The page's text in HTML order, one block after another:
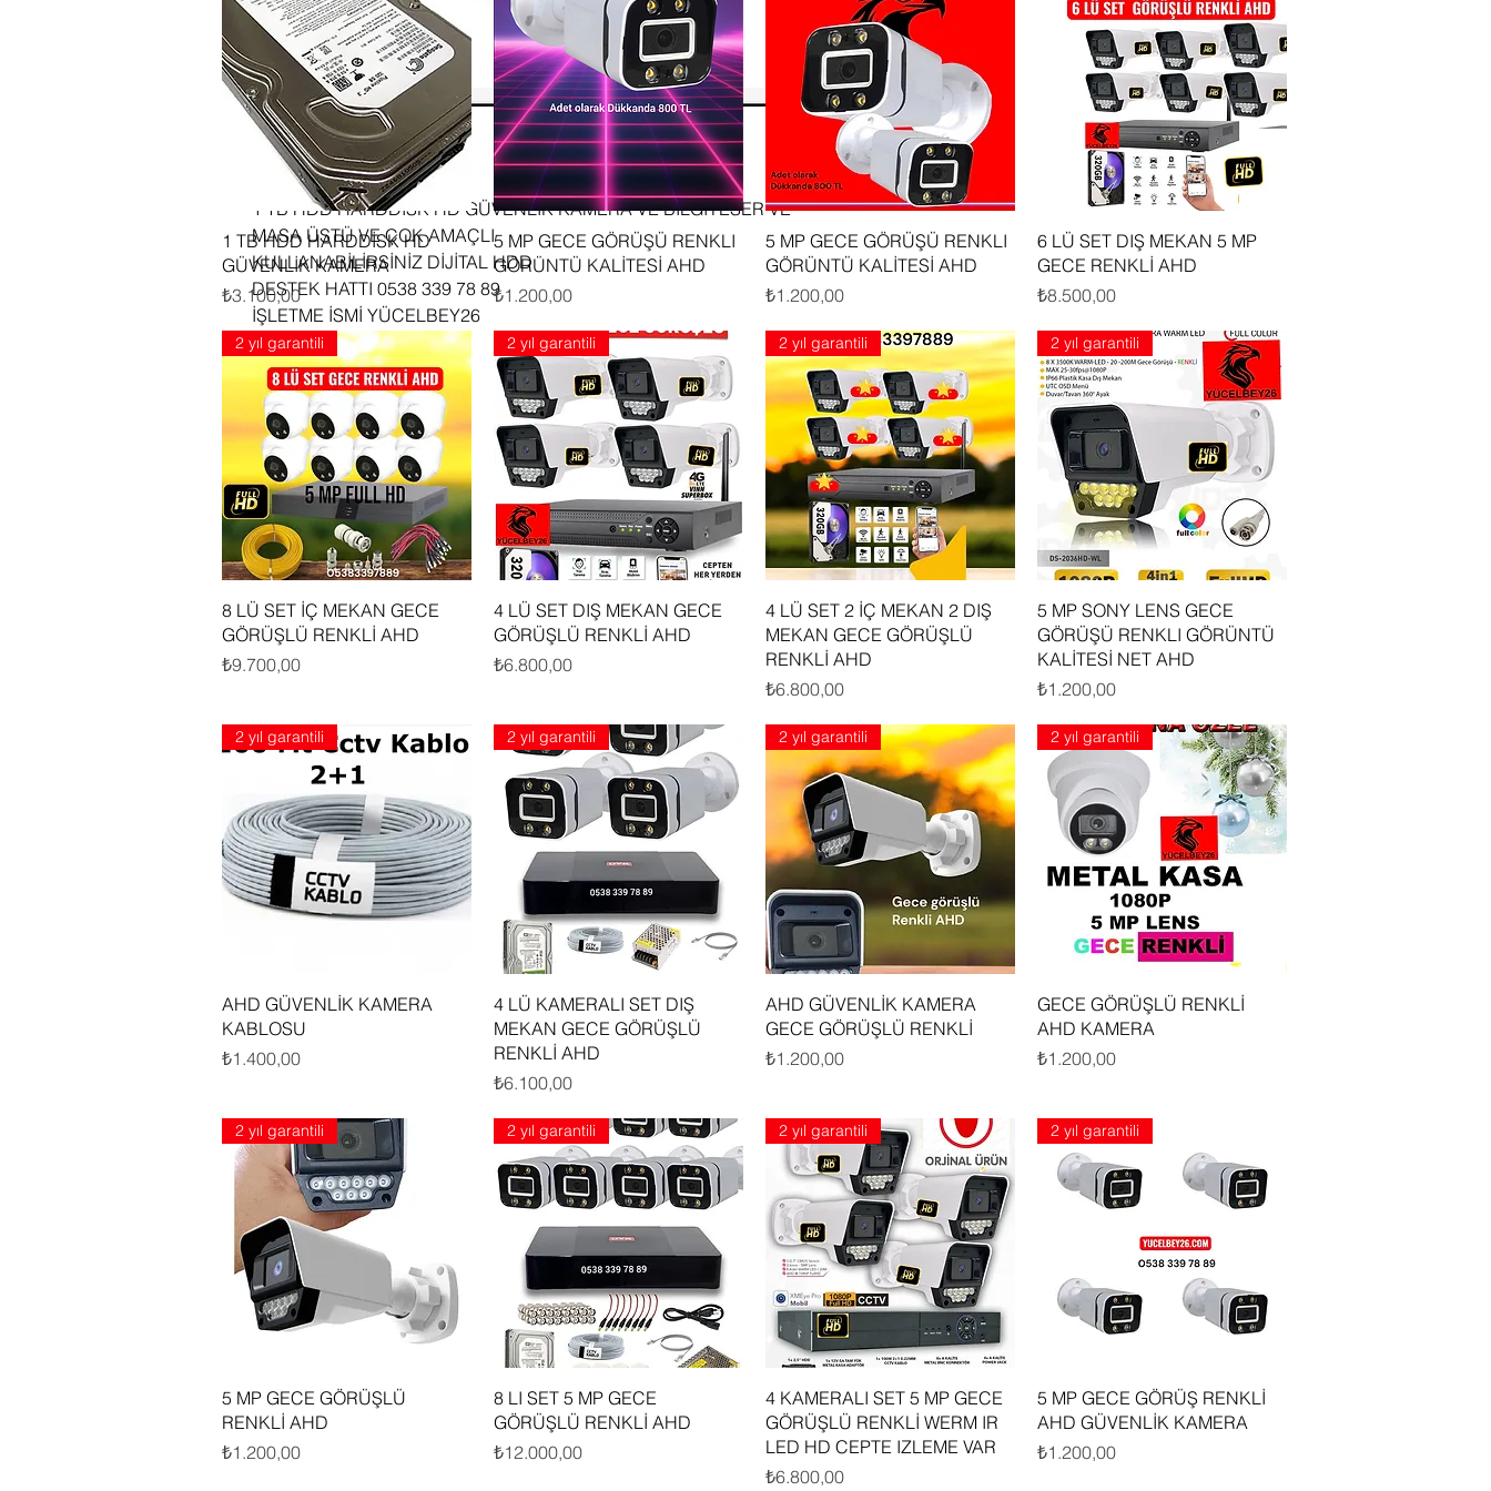
1 TB HDD HARDDİSK HD GÜVENLIK KAMERA VE BİLGİYESER VE
MASA ÜSTÜ VE ÇOK AMAÇLI
KULLANABİLİRSİNİZ DİJİTAL HDD
DESTEK HATTI 0538 339 78 89
İŞLETME İSMİ YÜCELBEY26
Hızlı Bakış
1 TB HDD HARDDİSK HD
GÜVENLİK KAMERA
Fiyat
₺3.100,00
Hızlı Bakış
5 MP GECE GÖRÜŞÜ RENKLI
GÖRÜNTÜ KALİTESİ AHD
Fiyat
₺1.200,00
Hızlı Bakış
5 MP GECE GÖRÜŞÜ RENKLI
GÖRÜNTÜ KALİTESİ AHD
Fiyat
₺1.200,00
Hızlı Bakış
6 LÜ SET DIŞ MEKAN 5 MP
GECE RENKLİ AHD
Fiyat
₺8.500,00
Hızlı Bakış
2 yıl garantili
8 LÜ SET İÇ MEKAN GECE
GÖRÜŞLÜ RENKLİ AHD
Fiyat
₺9.700,00
Hızlı Bakış
2 yıl garantili
4 LÜ SET DIŞ MEKAN GECE
GÖRÜŞLÜ RENKLİ AHD
Fiyat
₺6.800,00
Hızlı Bakış
2 yıl garantili
4 LÜ SET 2 İÇ MEKAN 2 DIŞ
MEKAN GECE GÖRÜŞLÜ
RENKLİ AHD
Fiyat
₺6.800,00
Hızlı Bakış
2 yıl garantili
5 MP SONY LENS GECE
GÖRÜŞÜ RENKLI GÖRÜNTÜ
KALİTESİ NET AHD
Fiyat
₺1.200,00
Hızlı Bakış
2 yıl garantili
AHD GÜVENLİK KAMERA
KABLOSU
Fiyat
₺1.400,00
Hızlı Bakış
2 yıl garantili
4 LÜ KAMERALI SET DIŞ
MEKAN GECE GÖRÜŞLÜ
RENKLİ AHD
Fiyat
₺6.100,00
Hızlı Bakış
2 yıl garantili
AHD GÜVENLİK KAMERA
GECE GÖRÜŞLÜ RENKLİ
Fiyat
₺1.200,00
Hızlı Bakış
2 yıl garantili
GECE GÖRÜŞLÜ RENKLİ
AHD KAMERA
Fiyat
₺1.200,00
Hızlı Bakış
2 yıl garantili
5 MP GECE GÖRÜŞLÜ
RENKLİ AHD
Fiyat
₺1.200,00
Hızlı Bakış
2 yıl garantili
8 LI SET 5 MP GECE
GÖRÜŞLÜ RENKLİ AHD
Fiyat
₺12.000,00
Hızlı Bakış
2 yıl garantili
4 KAMERALI SET 5 MP GECE
GÖRÜŞLÜ RENKLİ WERM IR
LED HD CEPTE IZLEME VAR
Fiyat
₺6.800,00
Hızlı Bakış
2 yıl garantili
5 MP GECE GÖRÜŞ RENKLİ
AHD GÜVENLİK KAMERA
Fiyat
₺1.200,00